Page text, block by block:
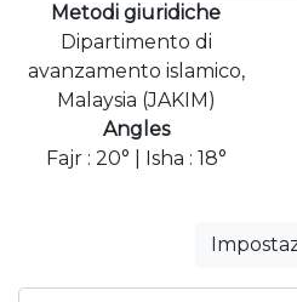
Metodi giuridiche
Dipartimento di
avanzamento islamico,
Malaysia (JAKIM)
Angles
Fajr : 20° | Isha : 18°